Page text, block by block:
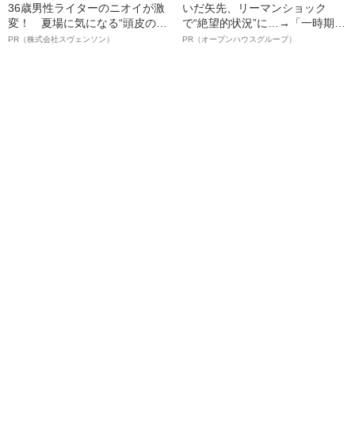
36歳男性ライターのニオイが激
変！ 夏場に気になる“頭皮のニ
オイ”や“ベタつき”を解消す
PR（株式会社スヴェンソン）
いだ矢先、リーマンショック
で“絶望的状況”に…→「一時期は
納品3年待ち」のヒット商品を生
PR（オープンハウスグループ）